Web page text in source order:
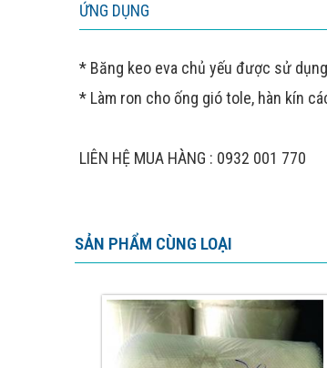
ỨNG DỤNG
* Băng keo eva chủ yếu được sử
* Làm ron cho ống gió tole, hàn kín
LIÊN HỆ MUA HÀNG : 0932 001 770
SẢN PHẨM CÙNG LOẠI